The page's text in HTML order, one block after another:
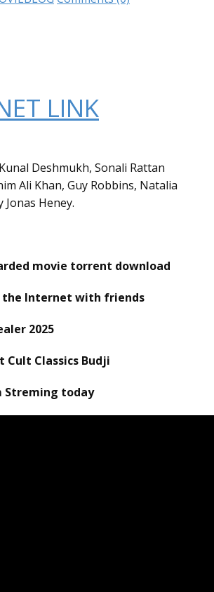
LINK
Deshmukh, Sonali Rattan
Ali Khan, Guy Robbins, Natalia
Jonas Heney.
movie torrent download
the Internet with friends
2025
Cult Classics Budji
Streming today